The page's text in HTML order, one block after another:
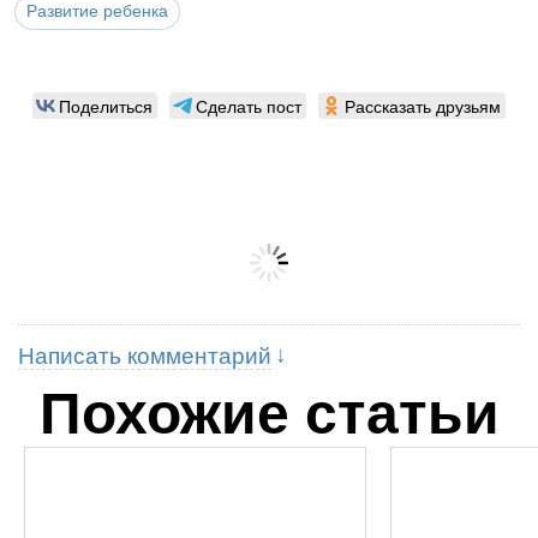
Развитие ребенка
Поделиться Сделать пост Рассказать друзьям
Написать комментарий
Похожие статьи